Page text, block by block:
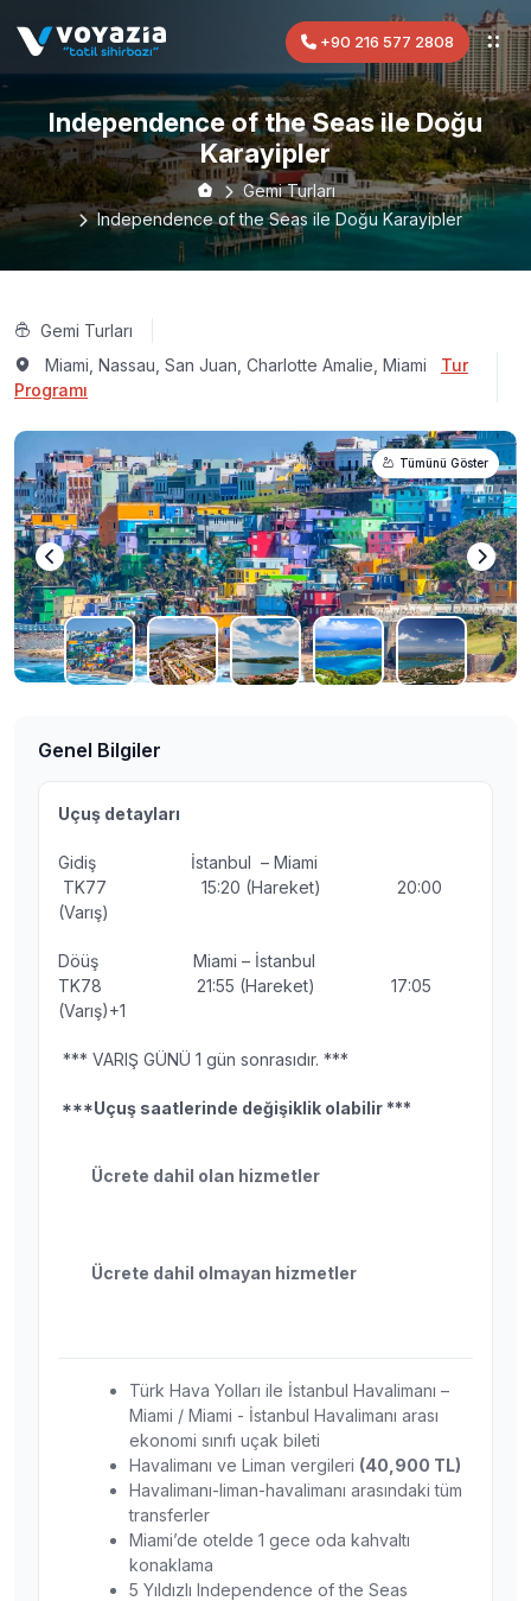
+90 216 577 2808
Independence of the Seas ile Doğu
Karayipler
Gemi Turları
Independence of the Seas ile Doğu Karayipler
Gemi Turları
Miami, Nassau, San Juan, Charlotte Amalie, Miami
Tur
Programı
Tümünü Göster
Genel Bilgiler
Uçuş detayları
Gidiş İstanbul – Miami
TK77 15:20 (Hareket) 20:00
(Varış)
Döüş Miami – İstanbul
TK78 21:55 (Hareket) 17:05
(Varış)+1
*** VARIŞ GÜNÜ 1 gün sonrasıdır. ***
***Uçuş saatlerinde değişiklik olabilir ***
Ücrete dahil olan hizmetler
Ücrete dahil olmayan hizmetler
Türk Hava Yolları ile İstanbul Havalimanı –
Miami / Miami - İstanbul Havalimanı arası
ekonomi sınıfı uçak bileti
Havalimanı ve Liman vergileri (40,900 TL)
Havalimanı-liman-havalimanı arasındaki tüm
transferler
Miami’de otelde 1 gece oda kahvaltı
konaklama
5 Yıldızlı Independence of the Seas